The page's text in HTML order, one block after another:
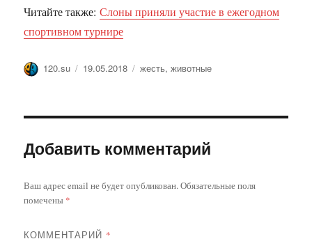
Читайте также:Слоны приняли участие в ежегодном
спортивном турнире
Автор
120.su Опубликовано
19.05.2018 Метки
жесть,животные
Добавить комментарий
Ваш адрес email не будет опубликован. Обязательные поля
помечены *
КОММЕНТАРИЙ *